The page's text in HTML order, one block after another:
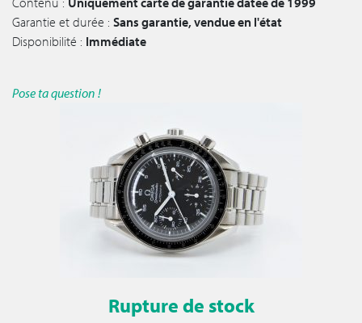
Garantie et durée : Sans garantie, vendue en l'état
Disponibilité : Immédiate
Pose ta question !
Rupture de stock